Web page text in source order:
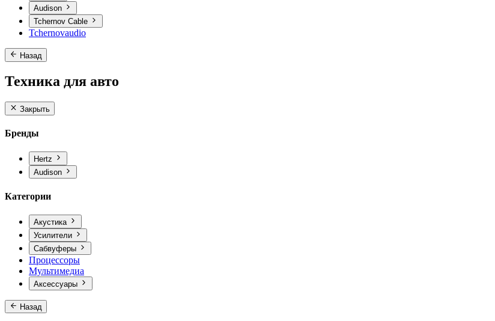
Audison
Tchernov Cable
Tchernovaudio
Назад
Техника для авто
Закрыть
Бренды
Hertz
Audison
Категории
Акустика
Усилители
Сабвуферы
Процессоры
Мультимедиа
Аксессуары
Назад